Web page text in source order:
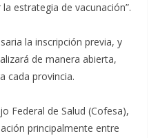
estrategia de vacunación”.
la inscripción previa, y
de manera abierta,
cada provincia.
Federal de Salud (Cofesa),
principalmente entre